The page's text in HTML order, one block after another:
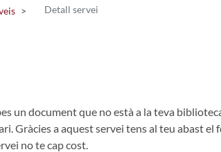
Detall servei
un document que no està a la teva
Gràcies a aquest servei tens al teu abast
no te cap cost.